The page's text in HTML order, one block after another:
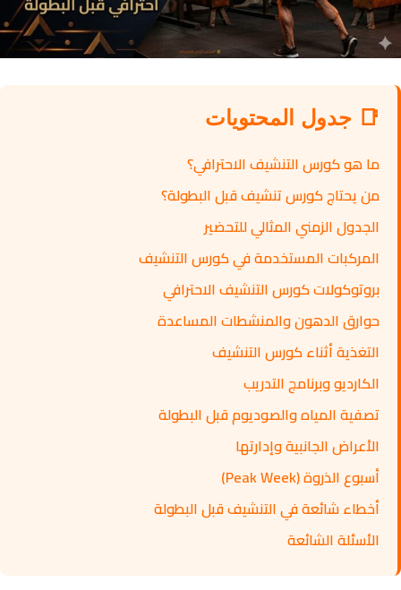
📑 جدول المحتويات
ما هو كورس التنشيف الاحترافي؟
من يحتاج كورس تنشيف قبل البطولة؟
الجدول الزمني المثالي للتحضير
المركبات المستخدمة في كورس التنشيف
بروتوكولات كورس التنشيف الاحترافي
حوارق الدهون والمنشطات المساعدة
التغذية أثناء كورس التنشيف
الكارديو وبرنامج التدريب
تصفية المياه والصوديوم قبل البطولة
الأعراض الجانبية وإدارتها
أسبوع الذروة (Peak Week)
أخطاء شائعة في التنشيف قبل البطولة
الأسئلة الشائعة